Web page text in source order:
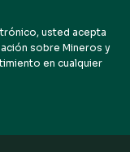
usted acepta
sobre Mineros y
en cualquier